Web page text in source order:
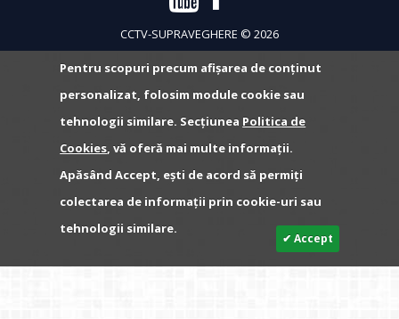
CCTV-SUPRAVEGHERE © 2026
Pentru scopuri precum afișarea de conținut
personalizat, folosim module cookie sau
tehnologii similare. Secțiunea Politica de
Cookies, vă oferă mai multe informații.
Apăsând Accept, ești de acord să permiți
colectarea de informații prin cookie-uri sau
tehnologii similare.
✔ Accept